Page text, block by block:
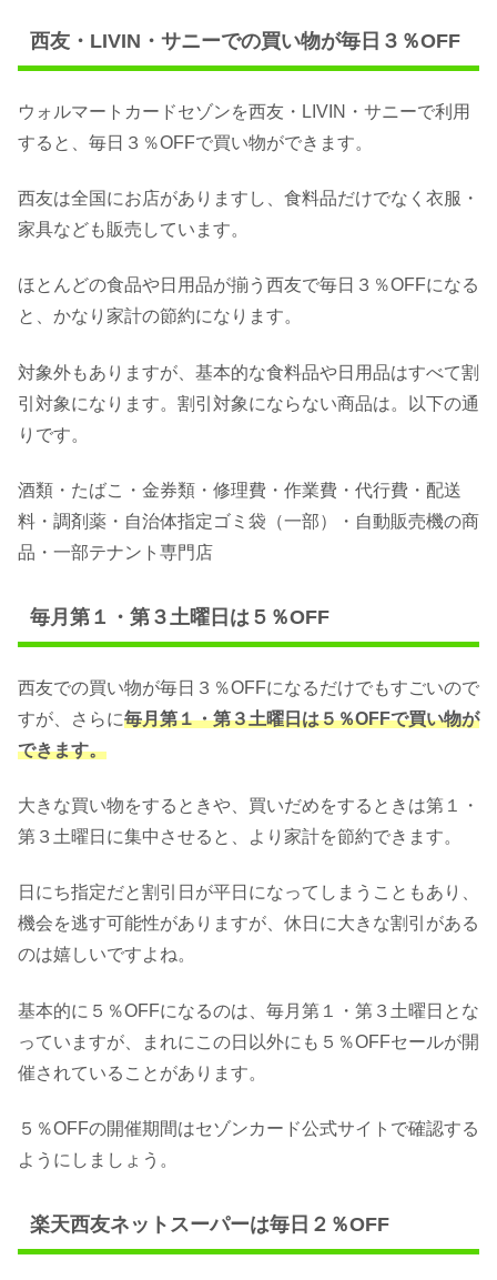
西友・LIVIN・サニーでの買い物が毎日３％OFF
ウォルマートカードセゾンを西友・LIVIN・サニーで利用
すると、毎日３％OFFで買い物ができます。
西友は全国にお店がありますし、食料品だけでなく衣服・
家具なども販売しています。
ほとんどの食品や日用品が揃う西友で毎日３％OFFになる
と、かなり家計の節約になります。
対象外もありますが、基本的な食料品や日用品はすべて割
引対象になります。割引対象にならない商品は。以下の通
りです。
酒類・たばこ・金券類・修理費・作業費・代行費・配送
料・調剤薬・自治体指定ゴミ袋（一部）・自動販売機の商
品・一部テナント専門店
毎月第１・第３土曜日は５％OFF
西友での買い物が毎日３％OFFになるだけでもすごいので
すが、さらに毎月第１・第３土曜日は５％OFFで買い物が
できます。
大きな買い物をするときや、買いだめをするときは第１・
第３土曜日に集中させると、より家計を節約できます。
日にち指定だと割引日が平日になってしまうこともあり、
機会を逃す可能性がありますが、休日に大きな割引がある
のは嬉しいですよね。
基本的に５％OFFになるのは、毎月第１・第３土曜日とな
っていますが、まれにこの日以外にも５％OFFセールが開
催されていることがあります。
５％OFFの開催期間はセゾンカード公式サイトで確認する
ようにしましょう。
楽天西友ネットスーパーは毎日２％OFF